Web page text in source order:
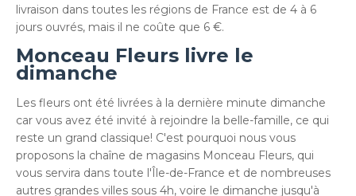
livraison dans toutes les régions de France est de 4 à 6
jours ouvrés, mais il ne coûte que 6 €.
Monceau Fleurs livre le
dimanche
Les fleurs ont été livrées à la dernière minute dimanche
car vous avez été invité à rejoindre la belle-famille, ce qui
reste un grand classique! C'est pourquoi nous vous
proposons la chaîne de magasins Monceau Fleurs, qui
vous servira dans toute l'Île-de-France et de nombreuses
autres grandes villes sous 4h, voire le dimanche jusqu'à